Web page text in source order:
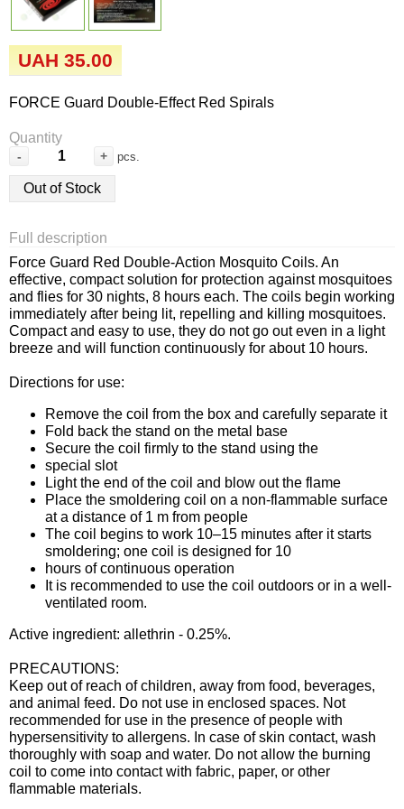
UAH 35.00
FORCE Guard Double-Effect Red Spirals
Quantity
- + pcs.
Out of Stock
Full description
Force Guard Red Double-Action Mosquito Coils. An
effective, compact solution for protection against mosquitoes
and flies for 30 nights, 8 hours each. The coils begin working
immediately after being lit, repelling and killing mosquitoes.
Compact and easy to use, they do not go out even in a light
breeze and will function continuously for about 10 hours.
Directions for use:
Remove the coil from the box and carefully separate it
Fold back the stand on the metal base
Secure the coil firmly to the stand using the
special slot
Light the end of the coil and blow out the flame
Place the smoldering coil on a non-flammable surface
at a distance of 1 m from people
The coil begins to work 10–15 minutes after it starts
smoldering; one coil is designed for 10
hours of continuous operation
It is recommended to use the coil outdoors or in a well-
ventilated room.
Active ingredient: allethrin - 0.25%.
PRECAUTIONS:
Keep out of reach of children, away from food, beverages,
and animal feed. Do not use in enclosed spaces. Not
recommended for use in the presence of people with
hypersensitivity to allergens. In case of skin contact, wash
thoroughly with soap and water. Do not allow the burning
coil to come into contact with fabric, paper, or other
flammable materials.
Семена перца
Семена пряных трав
Семена редиса
Семена редьки
Семена салата
Семена свеклы
Семена сидератов
Семена табака
Семена томатов
Семена газонной травы
Семена тыквы, патиссона
Семена укропа
Семена фасоли
Семена цветов
Семена шпината
Удобрения «Сударушка», «Рязаночка»
Удобрения «Чистый лист» кристаллические
Удобрения «Чистый лист» кристаллические
300 г
Удобрения «Чистый лист» в палочках
Удобрения «Чистый лист» Успех
Опрыскиватели
Перчатки
Тенты
Средства защиты от колорадского жука
Средства защиты от тараканов, прусаков,
клопов, блох, домашних и садовых муравьев
Средства защиты от комаров, москитов,
Средства защиты от мух
Средства защиты от моли
Средства защиты от капустницы
Средства защиты от кротов
Средства защиты от грызунов
Препараты для септиков, выгребных ям и
дачных туалетов, биодеструкторы
Хозяйственные товары
Средства защиты растений